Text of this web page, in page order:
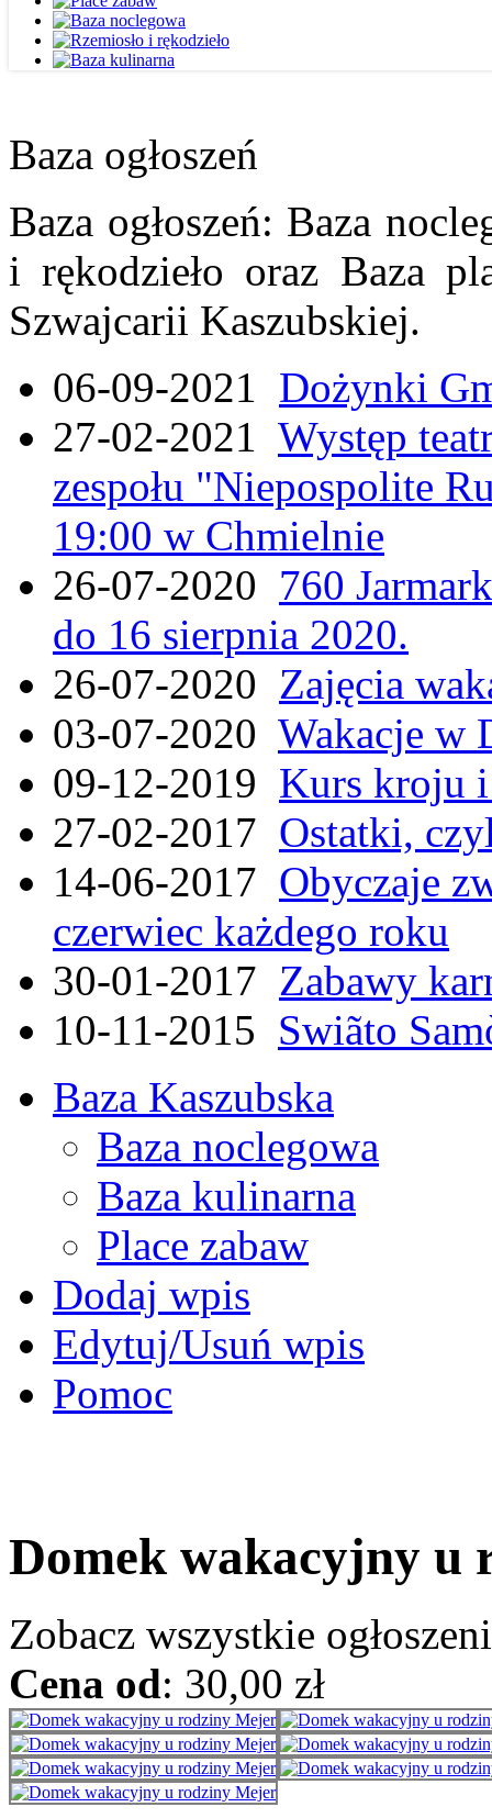
Baza ogłoszeń
Baza ogłoszeń: Baza
i rękodzieło oraz Baza
Szwajcarii Kaszubskiej.
06-09-2021 Dożynki
27-02-2021 Występ
zespołu "Niepospolite
19:00 w Chmielnie
26-07-2020 760
do 16 sierpnia 2020.
26-07-2020 Zajęcia
03-07-2020 Wakacje w
09-12-2019 Kurs kroju i
27-02-2017 Ostatki,
14-06-2017 Obyczaje
czerwiec każdego roku
30-01-2017 Zabawy
10-11-2015 Swiãto
Baza Kaszubska
Baza noclegowa
Baza kulinarna
Place zabaw
Dodaj wpis
Edytuj/Usuń wpis
Pomoc
Domek wakacyjny u
Zobacz wszystkie
Cena od: 30,00 zł